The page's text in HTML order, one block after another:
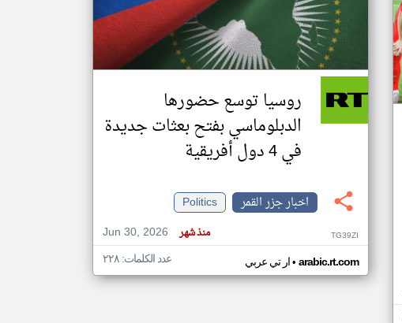
تغيير الدولة
اخبار جزر القمر على مدار الساعة
أهم اخبار جزر القمر العاجلة والمباشرة
روسيا توسع حضورها
الدبلوماسي بفتح بعثات جديدة
في 4 دول أفريقية
اخبار جزر القمر
Politics
Jun 30, 2026
منذ شهر TG39ZI
ار تي عربي• arabic.rt.com عدد الكلمات: ٢٢٨
klyoum.com